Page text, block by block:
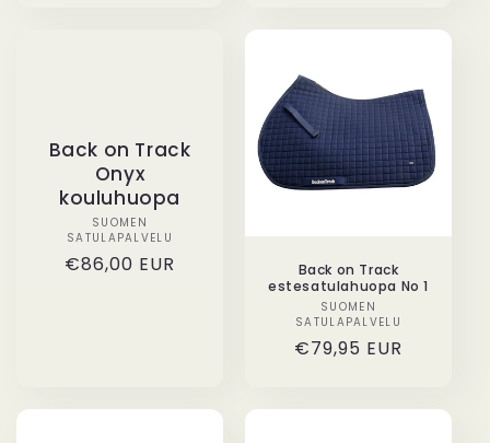
Back on Track
Onyx
kouluhuopa
Myyjä:
SUOMEN
SATULAPALVELU
Normaalihinta
€86,00 EUR
Back on Track
estesatulahuopa No 1
Myyjä:
SUOMEN
SATULAPALVELU
Normaalihinta
€79,95 EUR